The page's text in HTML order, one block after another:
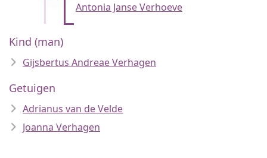
Antonia Janse Verhoeve
Kind (man)
Gijsbertus Andreae Verhagen
Getuigen
Adrianus van de Velde
Joanna Verhagen